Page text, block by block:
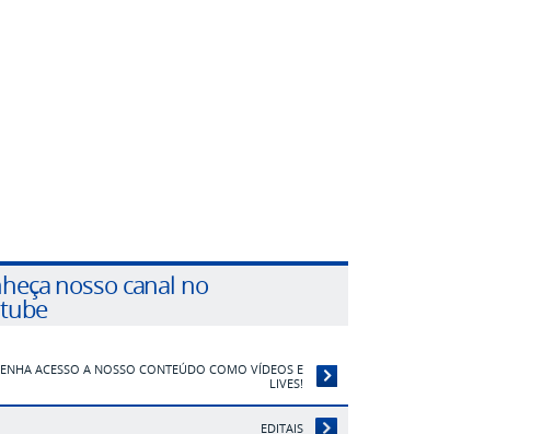
nosso canal no
ACESSO A NOSSO CONTEÚDO COMO VÍDEOS E
LIVES!
EDITAIS